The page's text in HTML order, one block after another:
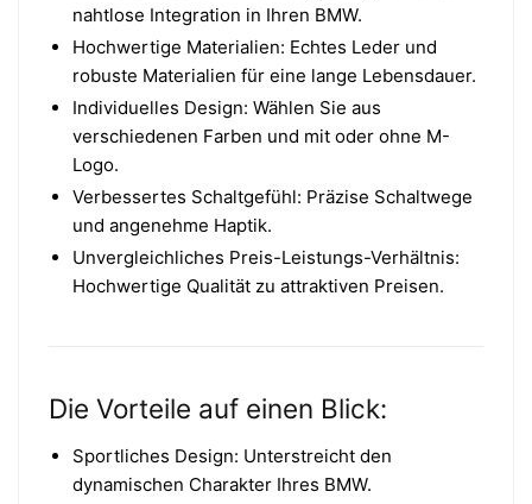
nahtlose Integration in Ihren BMW.
Hochwertige Materialien: Echtes Leder und
robuste Materialien für eine lange Lebensdauer.
Individuelles Design: Wählen Sie aus
verschiedenen Farben und mit oder ohne M-
Logo.
Verbessertes Schaltgefühl: Präzise Schaltwege
und angenehme Haptik.
Unvergleichliches Preis-Leistungs-Verhältnis:
Hochwertige Qualität zu attraktiven Preisen.
Die Vorteile auf einen Blick:
Sportliches Design: Unterstreicht den
dynamischen Charakter Ihres BMW.